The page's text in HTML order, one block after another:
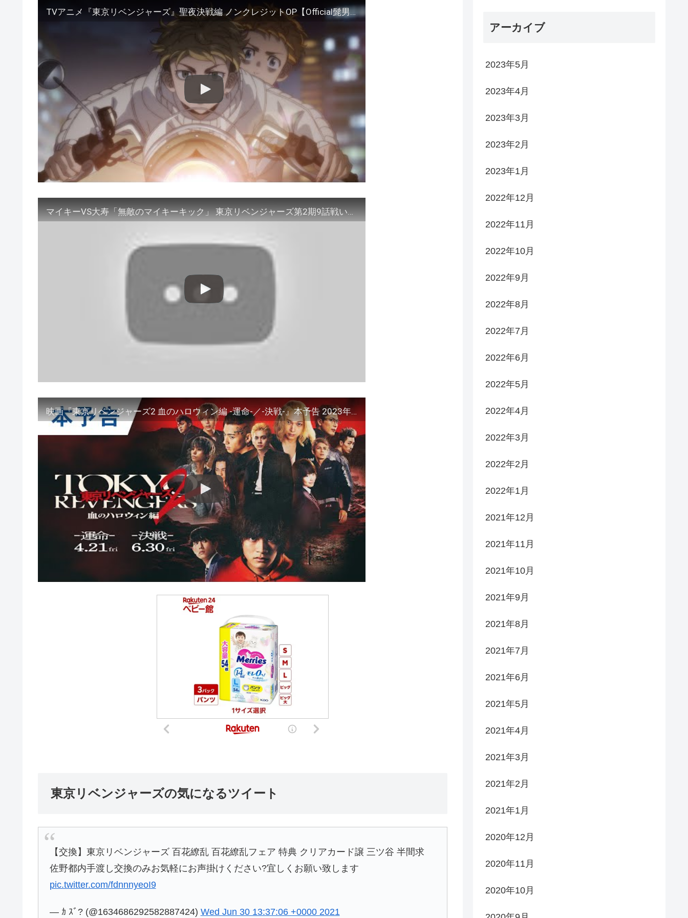
TVアニメ『東京リベンジャーズ』聖夜決戦編 ノンクレジットOP【Official髭男dism「ホワイトノイズ」】
マイキーVS大寿「無敵のマイキーキック」 東京リベンジャーズ第2期9話戦いの瞬間
映画『東京リベンジャーズ2 血のハロウィン編 -運命-／-決戦-』本予告 2023年4月21日(金)／6月30日(金)前後編2部作公開
東京リベンジャーズの気になるツイート
【交換】東京リベンジャーズ 百花繚乱 百花繚乱フェア 特典 クリアカード譲 三ツ谷 半間求
佐野都内手渡し交換のみお気軽にお声掛けください?宜しくお願い致します
pic.twitter.com/fdnnnyeoI9
— ｶ ｽﾞ? (@1634686292582887424) Wed Jun 30 13:37:06 +0000 2021
アーカイブ
2023年5月
2023年4月
2023年3月
2023年2月
2023年1月
2022年12月
2022年11月
2022年10月
2022年9月
2022年8月
2022年7月
2022年6月
2022年5月
2022年4月
2022年3月
2022年2月
2022年1月
2021年12月
2021年11月
2021年10月
2021年9月
2021年8月
2021年7月
2021年6月
2021年5月
2021年4月
2021年3月
2021年2月
2021年1月
2020年12月
2020年11月
2020年10月